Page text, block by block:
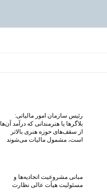
رئیس سازمان امور مالیاتی:
بلاگر‌ها یا هنرمندانی که درآمد آن‌ها
از سقف‌های حوزه هنری بالاتر
است، مشمول مالیات می‌شوند
مبانی مشروعیت اتحادیه‌ها و
مسئولیت هیأت عالی نظارت